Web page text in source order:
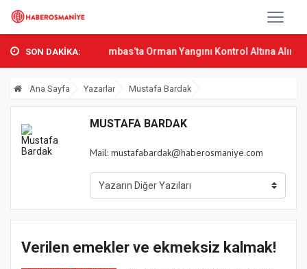
SON DAKİKA:
Bak Osmani... Sumbas’ta Orman Yangını Kontrol Altına Alındı
Ana Sayfa Yazarlar Mustafa Bardak
MUSTAFA BARDAK
Mail: mustafabardak@haberosmaniye.com
Verilen emekler ve ekmeksiz kalmak!